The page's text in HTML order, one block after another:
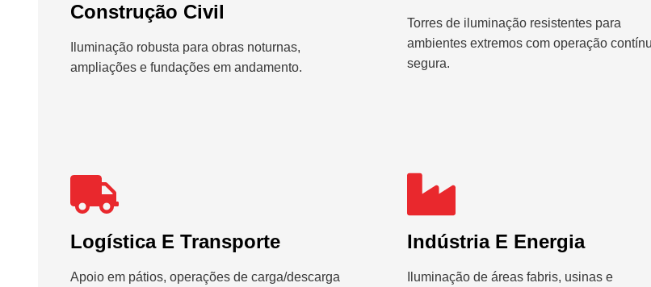
Construção Civil
Iluminação robusta para obras noturnas,
ampliações e fundações em andamento.
Torres de iluminação resistentes para
ambientes extremos com operação
segura.
Logística E Transporte
Apoio em pátios, operações de carga/descarga
Indústria E Energia
Iluminação de áreas fabris, usinas e